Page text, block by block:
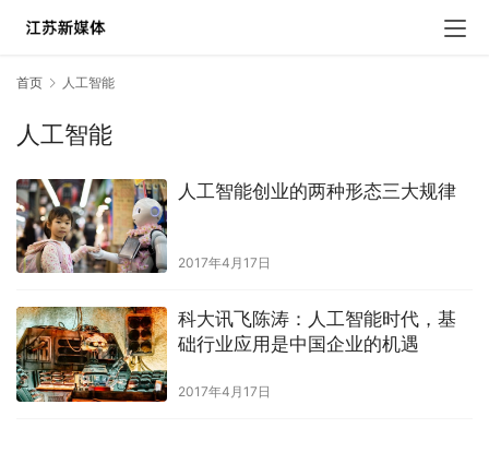
首页 人工智能
人工智能
人工智能创业的两种形态三大规律
2017年4月17日
科大讯飞陈涛：人工智能时代，基
础行业应用是中国企业的机遇
2017年4月17日